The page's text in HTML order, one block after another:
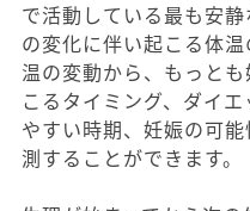
で活動している最も安
の変化に伴い起こる体
温の変動から、もっと
こるタイミング、ダイ
やすい時期、妊娠の可
測することができます。